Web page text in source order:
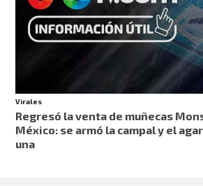
Virales
Regresó la venta de muñecas
México: se armó la campal y el
una